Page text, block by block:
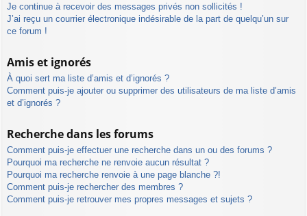
Je continue à recevoir des messages privés non sollicités !
J’ai reçu un courrier électronique indésirable de la part de quelqu’un sur
ce forum !
Amis et ignorés
À quoi sert ma liste d’amis et d’ignorés ?
Comment puis-je ajouter ou supprimer des utilisateurs de ma liste d’amis
et d’ignorés ?
Recherche dans les forums
Comment puis-je effectuer une recherche dans un ou des forums ?
Pourquoi ma recherche ne renvoie aucun résultat ?
Pourquoi ma recherche renvoie à une page blanche ?!
Comment puis-je rechercher des membres ?
Comment puis-je retrouver mes propres messages et sujets ?